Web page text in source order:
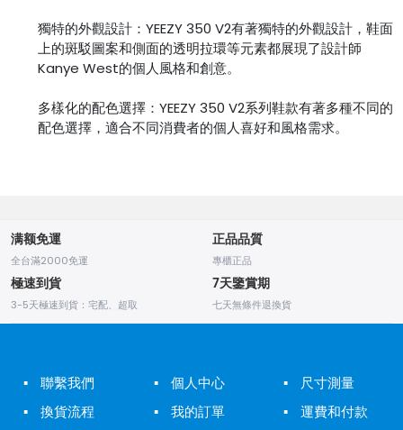
獨特的外觀設計：YEEZY 350 V2有著獨特的外觀設計，鞋面
上的斑駁圖案和側面的透明拉環等元素都展現了設計師
Kanye West的個人風格和創意。
多樣化的配色選擇：YEEZY 350 V2系列鞋款有著多種不同的
配色選擇，適合不同消費者的個人喜好和風格需求。
满额免運
全台滿2000免運
正品品質
專櫃正品
極速到貨
3-5天極速到貨：宅配、超取
7天鑒賞期
七天無條件退換貨
▪
聯繫我們
▪
換貨流程
▪
個人中心
▪
我的訂單
▪
尺寸測量
▪
運費和付款